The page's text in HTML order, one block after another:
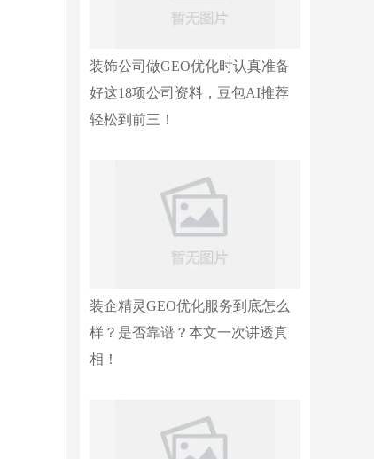
装饰公司做GEO优化时认真准备
好这18项公司资料，豆包AI推荐
轻松到前三！
装企精灵GEO优化服务到底怎么
样？是否靠谱？本文一次讲透真
相！